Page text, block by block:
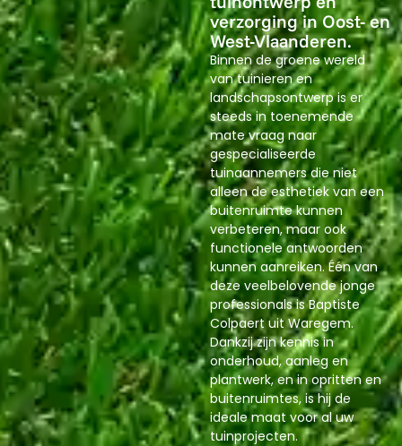
verzorging in Oost- en
West-Vlaanderen.
Binnen de groene wereld
van tuinieren en
landschapsontwerp is er
steeds in toenemende
mate vraag naar
gespecialiseerde
tuinaannemers die niet
alleen de esthetiek van een
buitenruimte kunnen
verbeteren, maar ook
functionele antwoorden
kunnen aanreiken. Één van
deze veelbelovende jonge
professionals is Baptiste
Colpaert uit Waregem.
Dankzij zijn kennis in
onderhoud, aanleg en
plantwerk, en in opritten en
buitenruimtes, is hij de
ideale maat voor al uw
tuinprojecten.